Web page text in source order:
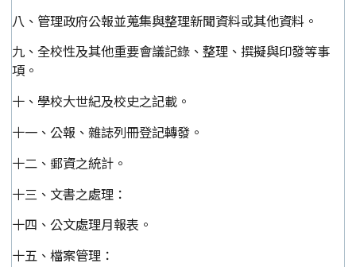
八、管理政府公報並蒐集與整理新聞資料或其他資料。
九、全校性及其他重要會議記錄、整理、撰擬與印發等事
項。
十、學校大世紀及校史之記載。
十一、公報、雜誌列冊登記轉發。
十二、郵資之統計。
十三、文書之處理：
十四、公文處理月報表。
十五、檔案管理：